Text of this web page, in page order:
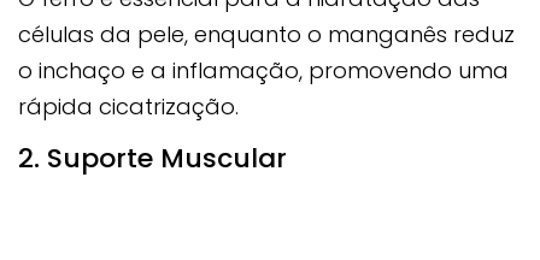
células da pele, enquanto o manganês reduz
o inchaço e a inflamação, promovendo uma
rápida cicatrização.
2. Suporte Muscular